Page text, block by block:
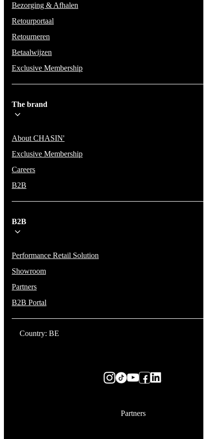
Bezorging & Afhalen
Retourportaal
Retourneren
Betaalwijzen
Exclusive Membership
The brand
About CHASIN'
Exclusive Membership
Careers
B2B
B2B
Performance Retail Solution
Showroom
Partners
B2B Portal
Country: BE
Partners